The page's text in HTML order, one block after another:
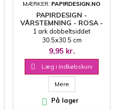
MÆRKER: PAPIRDESIGN.NO
PAPIRDESIGN -
VÅRSTEMNING - ROSA -
PD1900029
1 ark dobbeltsiddet
30.5x30.5 cm
9,95 kr.
 Læg i indkøbskurv
Mere
 På lager